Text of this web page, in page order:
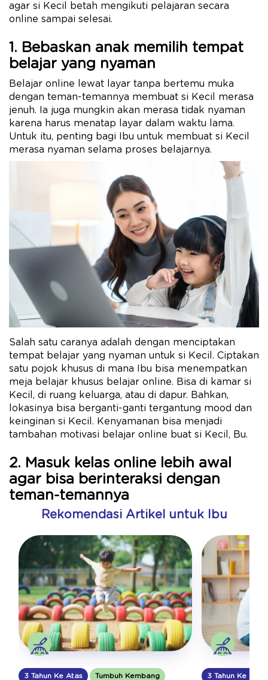
agar si Kecil betah mengikuti pelajaran secara
online sampai selesai.
1. Bebaskan anak memilih tempat
belajar yang nyaman
Belajar online lewat layar tanpa bertemu muka
dengan teman-temannya membuat si Kecil merasa
jenuh. Ia juga mungkin akan merasa tidak nyaman
karena harus menatap layar dalam waktu lama.
Untuk itu, penting bagi Ibu untuk membuat si Kecil
merasa nyaman selama proses belajarnya.
Salah satu caranya adalah dengan menciptakan
tempat belajar yang nyaman untuk si Kecil. Ciptakan
satu pojok khusus di mana Ibu bisa menempatkan
meja belajar khusus belajar online. Bisa di kamar si
Kecil, di ruang keluarga, atau di dapur. Bahkan,
lokasinya bisa berganti-ganti tergantung mood dan
keinginan si Kecil. Kenyamanan bisa menjadi
tambahan motivasi belajar online buat si Kecil, Bu.
2. Masuk kelas online lebih awal
agar bisa berinteraksi dengan
teman-temannya
Rekomendasi Artikel untuk Ibu
3 Tahun Ke Atas Tumbuh Kembang 3 Tahun Ke Atas